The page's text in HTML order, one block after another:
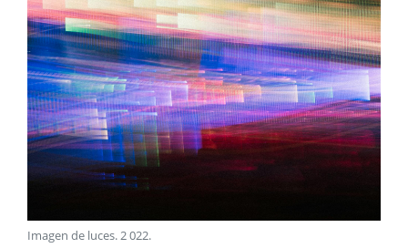
Imagen de luces.2 022.